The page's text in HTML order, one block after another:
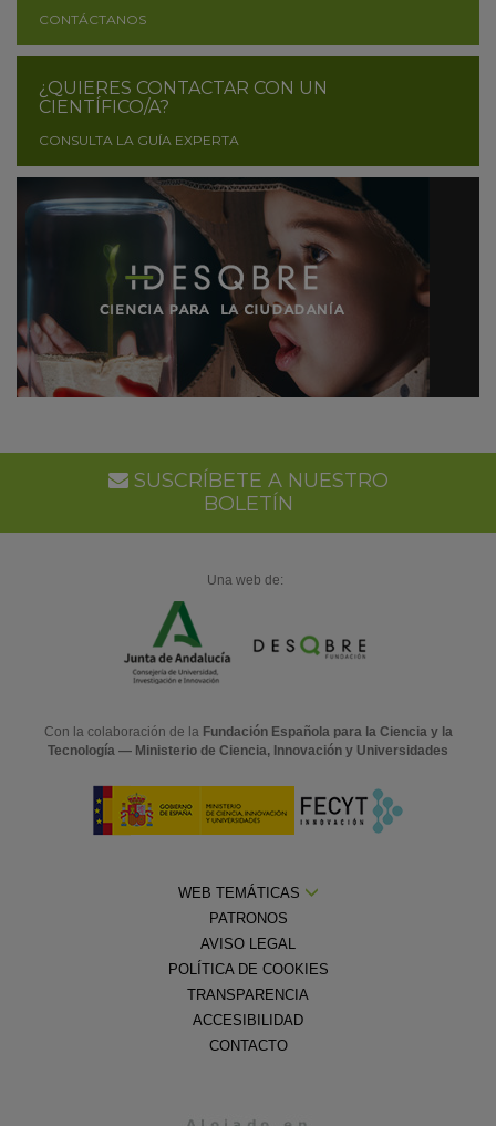
CONTÁCTANOS
¿QUIERES CONTACTAR CON UN
CIENTÍFICO/A?
CONSULTA LA GUÍA EXPERTA
SUSCRÍBETE A NUESTRO
BOLETÍN
Una web de:
Con la colaboración de la Fundación Española para la Ciencia y la
Tecnología — Ministerio de Ciencia, Innovación y Universidades
WEB TEMÁTICAS
PATRONOS
AVISO LEGAL
POLÍTICA DE COOKIES
TRANSPARENCIA
ACCESIBILIDAD
CONTACTO